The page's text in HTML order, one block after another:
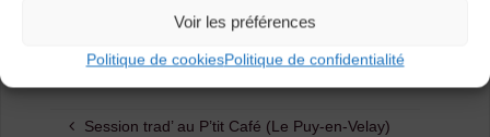
Voir les préférences
Politique de cookiesPolitique de confidentialité
Session trad’ au P’tit Café (Le Puy-en-Velay)